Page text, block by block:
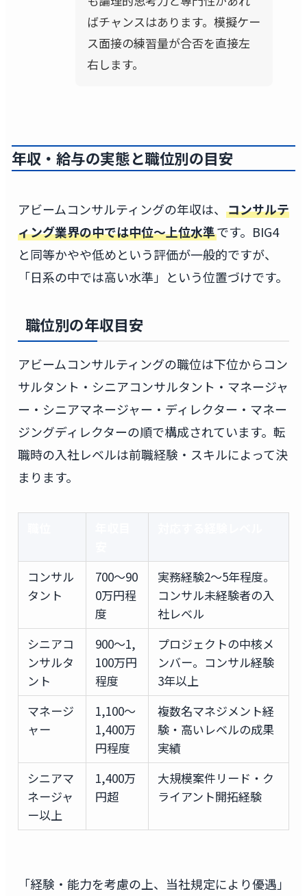
ばチャンスはあります。模擬ケー
ス面接の練習量が合否を直接左
右します。
年収・給与の実態と職位別の目安
アビームコンサルティングの年収は、 コンサルテ
ィング業界の中では中位〜上位水準です。BIG4
と同等かやや低めという評価が一般的ですが、
「日系の中では高い水準」という位置づけです。
職位別の年収目安
アビームコンサルティングの職位は下位からコン
サルタント・シニアコンサルタント・マネージャ
ー・シニアマネージャー・ディレクター・マネー
ジングディレクターの順で構成されています。転
職時の入社レベルは前職経験・スキルによって決
まります。
コンサル
タント
700〜90
0万円程
度
実務経験2〜5年程度。
コンサル未経験者の入
社レベル
シニアコ
ンサルタ
ント
900〜1,
100万円
程度
プロジェクトの中核メ
ンバー。コンサル経験
3年以上
マネージ
ャー
1,100〜
1,400万
円程度
複数名マネジメント経
験・高いレベルの成果
実績
シニアマ
ネージャ
ー以上
1,400万
円超
大規模案件リード・ク
ライアント開拓経験
「経験・能力を考慮の上、当社規定により優遇」